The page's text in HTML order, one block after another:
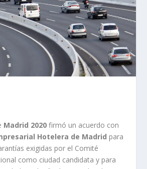
Madrid 2020 firmó un acuerdo con
Hotelera de Madrid para
exigidas por el Comité
como ciudad candidata y para